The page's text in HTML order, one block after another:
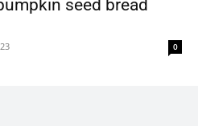
seed bread
0